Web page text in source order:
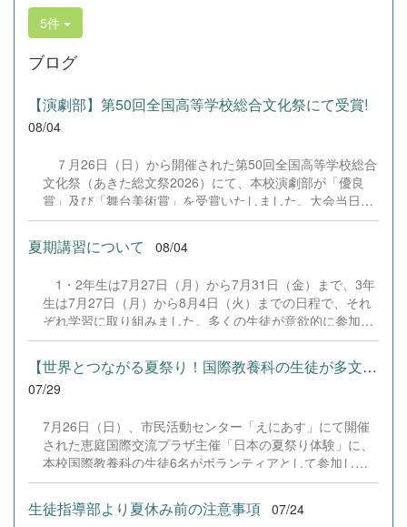
5件
ブログ
【演劇部】第50回全国高等学校総合文化祭にて受賞!
08/04
７月26日（日）から開催された第50回全国高等学校総合
文化祭（あきた総文祭2026）にて、本校演劇部が「優良
賞」及び「舞台美術賞」を受賞いたしました。大会当日
は、本校の部員たちもこれまで積み重ねてきた練習の成果
を存分に発揮し、堂々と舞台に立ちました。緊張感のある
全国の舞台において、一人一人が役割を果たし、心を込め
の全国大会出場にあたり、多大なるご支援・ご協力をいた
だきました企業の皆様、ならびに心温まるご寄付や温かい
ご声援を寄せてくださった地域の皆様方に、心より感謝申
し上げます。皆様からの温かいご支援が部員たちの大きな
励みとなり、全国の舞台で最高のパフォーマンスと演技を
届けることができました。今回の経験を糧に、さらに表現
力に磨きをかけ、今後も活動してまいります。引き続き、
本校演劇部への変わらぬご声援をよろしくお願いいたしま
す。 &nbsp;
夏期講習について 08/04
1・2年生は7月27日（月）から7月31日（金）まで、3年
生は7月27日（月）から8月4日（火）までの日程で、それ
ぞれ学習に取り組みました。多くの生徒が意欲的に参加
し、これまでの学習内容の復習や発展的な内容、受験に向
けた学習などに真剣に取り組む姿が見られました。夏期講
習で身に付けた学習習慣や知識を、今後の学校生活や学習
に生かし、一人一人がさらなる成長につなげてくれること
【世界とつながる夏祭り！国際教養科の生徒が多文化共生ボランテ...
07/29
7月26日（日）、市民活動センター「えにあす」にて開催
された恵庭国際交流プラザ主催「日本の夏祭り体験」に、
本校国際教養科の生徒6名がボランティアとして参加しま
した！ 会場にはウクライナ、ネパール、アフガニスタンな
ど多国籍な参加者が集まり、ヨーヨー釣りや綿あめ、盆踊
りなどを満喫。浴衣姿でイベントを彩った1年生や、経験
生徒指導部より夏休み前の注意事項 07/24